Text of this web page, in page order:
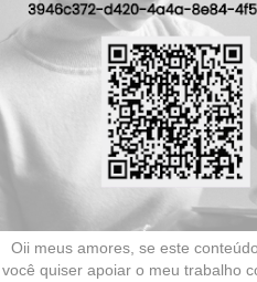
Oii meus amores, se este
você quiser apoiar o meu trabalho